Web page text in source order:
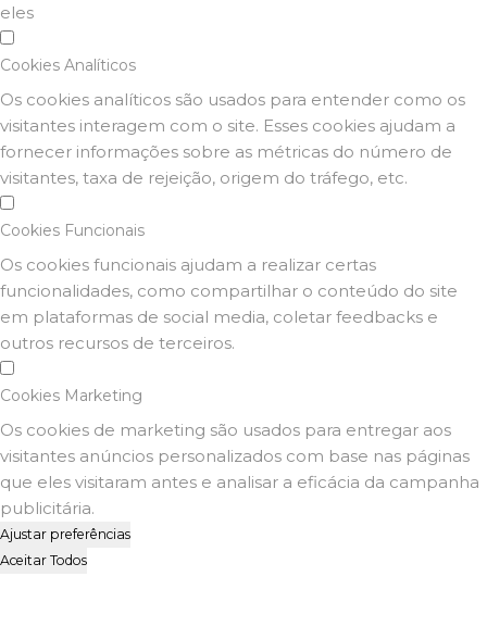
eles
Cookies Analíticos
Os cookies analíticos são usados para entender como os
visitantes interagem com o site. Esses cookies ajudam a
fornecer informações sobre as métricas do número de
visitantes, taxa de rejeição, origem do tráfego, etc.
Cookies Funcionais
Os cookies funcionais ajudam a realizar certas
funcionalidades, como compartilhar o conteúdo do site
em plataformas de social media, coletar feedbacks e
outros recursos de terceiros.
Cookies Marketing
Os cookies de marketing são usados para entregar aos
visitantes anúncios personalizados com base nas páginas
que eles visitaram antes e analisar a eficácia da campanha
publicitária.
Ajustar preferências
Aceitar Todos